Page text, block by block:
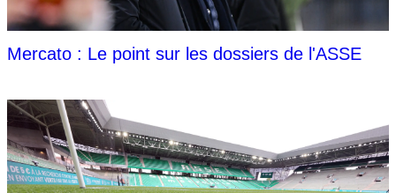
Mercato : Le point sur les dossiers de l'ASSE